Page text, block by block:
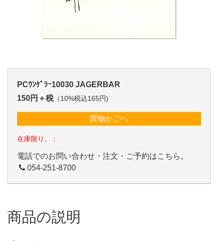
PCｳﾝｹﾞﾗｰ10030 JAGERBAR
150円＋税（10%税込165円)
買物かごへ
在庫限り。：
電話でのお問い合わせ・注文・ご予約はこちら。
054-251-8700
商品の説明